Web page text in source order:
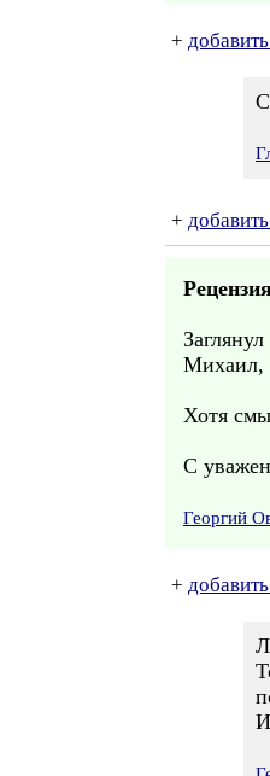
+
+
Михаил,
Хотя
С
Георгий
+